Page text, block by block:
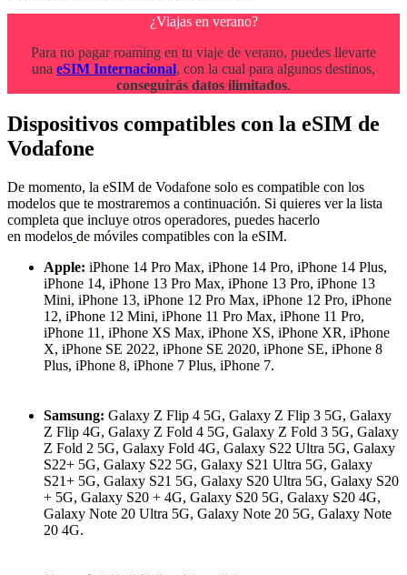
¿Viajas en verano?
Para no pagar roaming en tu viaje de verano, puedes llevarte
una eSIM Internacional, con la cual para algunos destinos,
conseguirás datos ilimitados.
Dispositivos compatibles con la eSIM de
Vodafone
De momento, la eSIM de Vodafone solo es compatible con los
modelos que te mostraremos a continuación. Si quieres ver la lista
completa que incluye otros operadores, puedes hacerlo
en modelos de móviles compatibles con la eSIM.
Apple: iPhone 14 Pro Max, iPhone 14 Pro, iPhone 14 Plus,
iPhone 14, iPhone 13 Pro Max, iPhone 13 Pro, iPhone 13
Mini, iPhone 13, iPhone 12 Pro Max, iPhone 12 Pro, iPhone
12, iPhone 12 Mini, iPhone 11 Pro Max, iPhone 11 Pro,
iPhone 11, iPhone XS Max, iPhone XS, iPhone XR, iPhone
X, iPhone SE 2022, iPhone SE 2020, iPhone SE, iPhone 8
Plus, iPhone 8, iPhone 7 Plus, iPhone 7.
Samsung: Galaxy Z Flip 4 5G, Galaxy Z Flip 3 5G, Galaxy
Z Flip 4G, Galaxy Z Fold 4 5G, Galaxy Z Fold 3 5G, Galaxy
Z Fold 2 5G, Galaxy Fold 4G, Galaxy S22 Ultra 5G, Galaxy
S22+ 5G, Galaxy S22 5G, Galaxy S21 Ultra 5G, Galaxy
S21+ 5G, Galaxy S21 5G, Galaxy S20 Ultra 5G, Galaxy S20
+ 5G, Galaxy S20 + 4G, Galaxy S20 5G, Galaxy S20 4G,
Galaxy Note 20 Ultra 5G, Galaxy Note 20 5G, Galaxy Note
20 4G.